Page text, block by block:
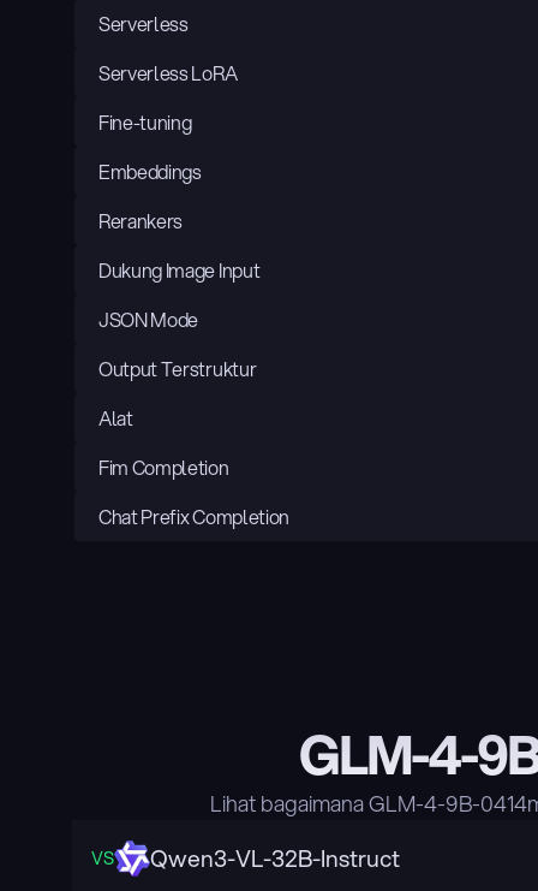
Serverless
Serverless LoRA
Fine-tuning
Embeddings
Rerankers
Dukung Image Input
JSON Mode
Output Terstruktur
Alat
Fim Completion
Chat Prefix Completion
GLM-4-
Lihat bagaimana GLM-4-9B-
VS Qwen3-VL-32B-Instruct